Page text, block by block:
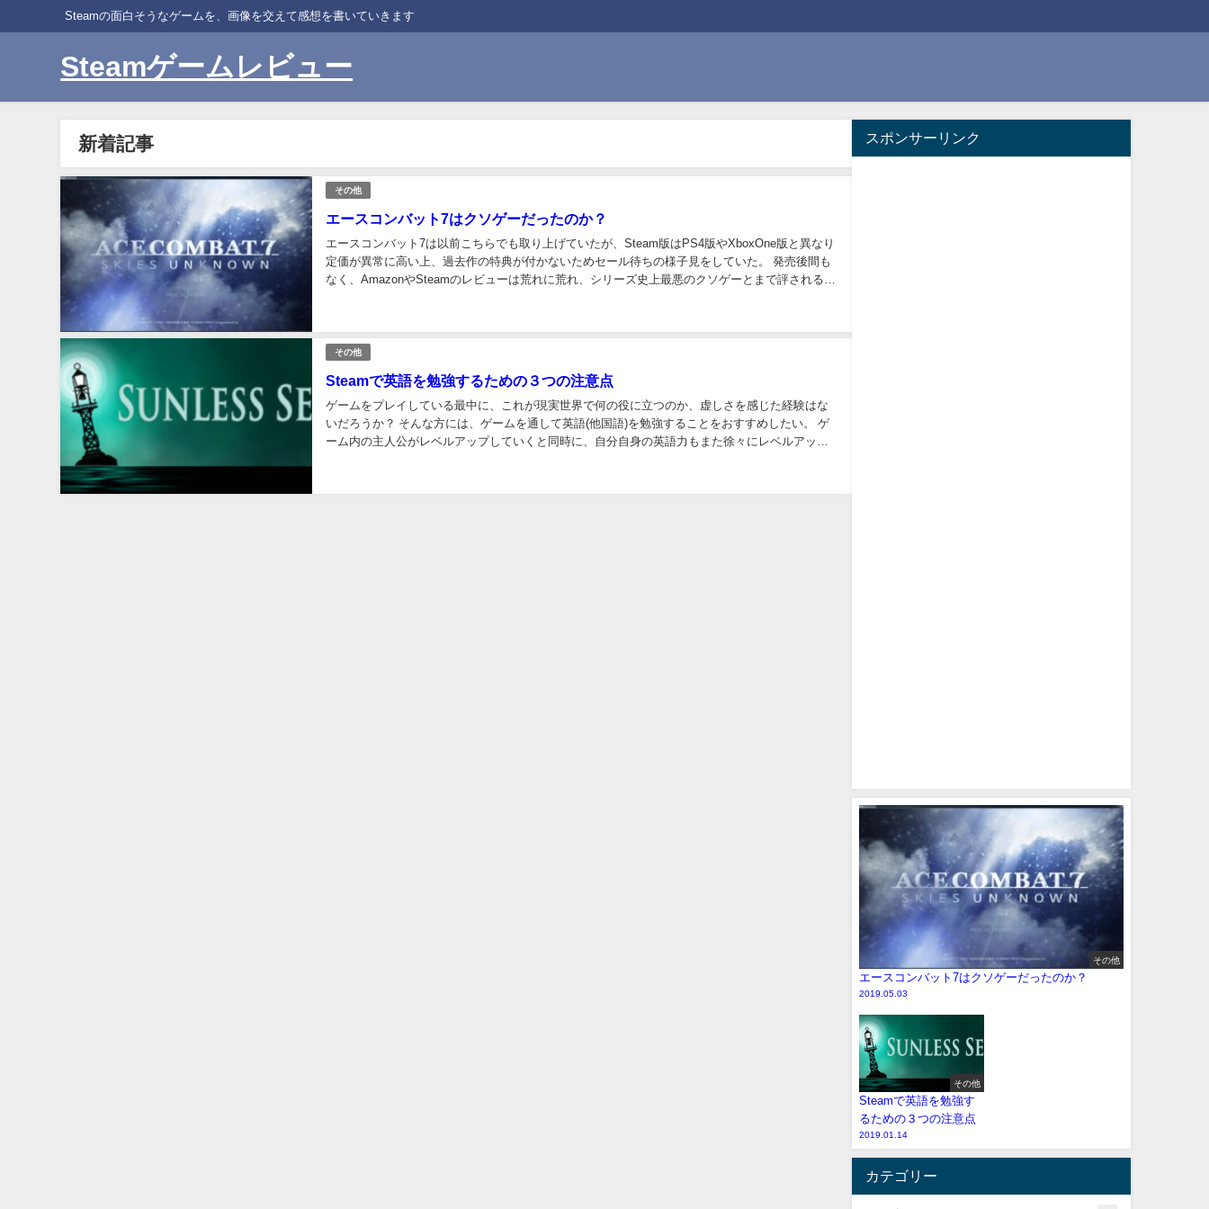
Steamの面白そうなゲームを、画像を交えて感想を書いていきます
Steamゲームレビュー
新着記事
その他
エースコンバット7はクソゲーだったのか？
エースコンバット7は以前こちらでも取り上げていたが、Steam版はPS4版やXboxOne版と異なり
定価が異常に高い上、過去作の特典が付かないためセール待ちの様子見をしていた。 発売後間も
なく、AmazonやSteamのレビューは荒れに荒れ、シリーズ史上最悪のクソゲーとまで評されるよ
その他
Steamで英語を勉強するための３つの注意点
ゲームをプレイしている最中に、これが現実世界で何の役に立つのか、虚しさを感じた経験はな
いだろうか？ そんな方には、ゲームを通して英語(他国語)を勉強することをおすすめしたい。 ゲ
ーム内の主人公がレベルアップしていくと同時に、自分自身の英語力もまた徐々にレベルアップ
スポンサーリンク
その他
エースコンバット7はクソゲーだったのか？
2019.05.03
その他
Steamで英語を勉強す
るための３つの注意点
2019.01.14
カテゴリー